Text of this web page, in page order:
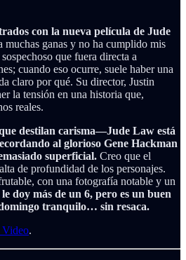
con la nueva película de Jude
muchas ganas y no ha cumplido mis
que fuera directa a
cuando eso ocurre, suele haber una
claro por qué. Su director, Justin
la tensión en una historia que,
reales.
destilan carisma—Jude Law está
al glorioso Gene Hackman
superficial. Creo que el
de profundidad de los personajes.
con una fotografía notable y un
doy más de un 6, pero es un buen
tranquilo… sin resaca.
Video.